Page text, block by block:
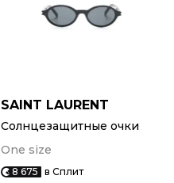
SAINT LAURENT
Солнцезащитные очки
One size
8 675 в Сплит